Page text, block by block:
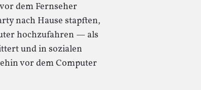
dem Fernseher
nach Hause stapften,
hochzufahren — als
und in sozialen
vor dem Computer